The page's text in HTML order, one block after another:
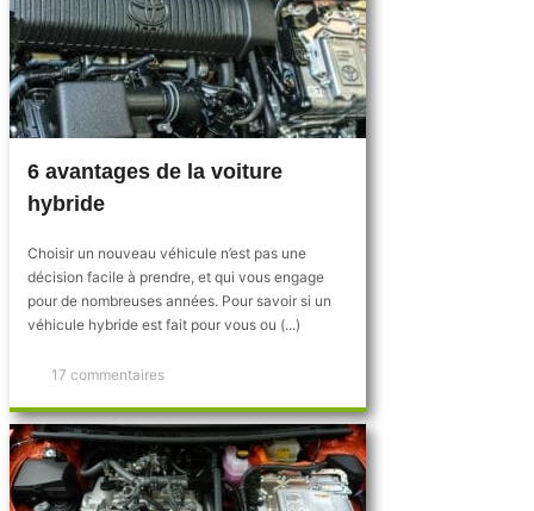
6 avantages de la voiture
hybride
Choisir un nouveau véhicule n’est pas une
décision facile à prendre, et qui vous engage
pour de nombreuses années. Pour savoir si un
véhicule hybride est fait pour vous ou (...)
17 commentaires